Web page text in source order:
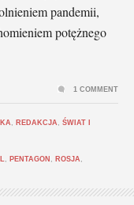
pandemii,
potężnego
REDAKCJA
ŚWIAT I
PENTAGON ROSJA
1 COMMENT